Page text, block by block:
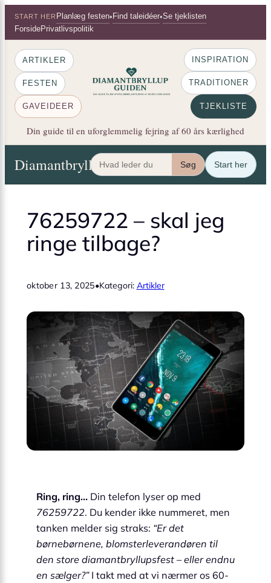
Spring
indhold
START HER Planlæg festen• Find taleidéer•Se tjeklisten
ForsidePrivatlivspolitik
ARTIKLER
FESTEN
GAVEIDEER
INSPIRATION
TRADITIONER
TJEKLISTE
Din guide til en uforglemmelig fejring af 60 års kærlighed
Diamantbryllup Guiden Artikler Festen
Søg Start her
76259722 – skal jeg
ringe tilbage?
oktober 13, 2025•Kategori: Artikler
Ring, ring… Din telefon lyser op med
76259722. Du kender ikke nummeret, men
tanken melder sig straks: “Er det
børnebørnene, blomster­leverandøren til
den store diamant­bryllupsfest – eller endnu
en sælger?”I takt med at vi nærmer os 60-